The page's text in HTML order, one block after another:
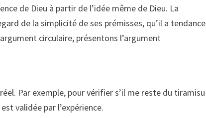
de Dieu à partir de l’idée même de Dieu. La
de la simplicité de ses prémisses, qu’il a tendance
circulaire, présentons l’argument
Par exemple, pour vérifier s’il me reste du tiramisu
validée par l’expérience.